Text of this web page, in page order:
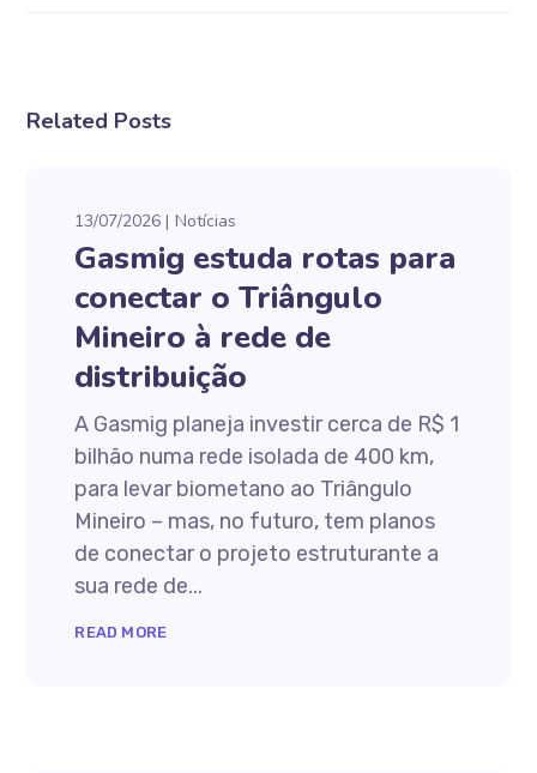
Related Posts
13/07/2026 Notícias
Gasmig estuda rotas para
conectar o Triângulo
Mineiro à rede de
distribuição
A Gasmig planeja investir cerca de R$ 1
bilhão numa rede isolada de 400 km,
para levar biometano ao Triângulo
Mineiro – mas, no futuro, tem planos
de conectar o projeto estruturante a
sua rede de...
READ MORE